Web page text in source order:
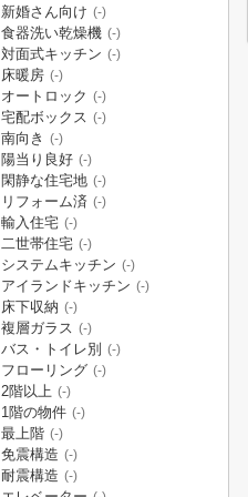
新婚さん向け (-)
食器洗い乾燥機 (-)
対面式キッチン (-)
床暖房 (-)
オートロック (-)
宅配ボックス (-)
南向き (-)
陽当り良好 (-)
閑静な住宅地 (-)
リフォーム済 (-)
輸入住宅 (-)
二世帯住宅 (-)
システムキッチン (-)
アイランドキッチン (-)
床下収納 (-)
複層ガラス (-)
バス・トイレ別 (-)
フローリング (-)
2階以上 (-)
1階の物件 (-)
最上階 (-)
免震構造 (-)
耐震構造 (-)